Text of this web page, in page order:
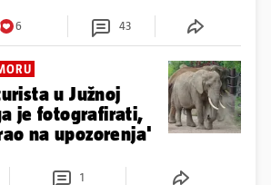
6 43
u Južnoj
je fotografirati,
na upozorenja'
1